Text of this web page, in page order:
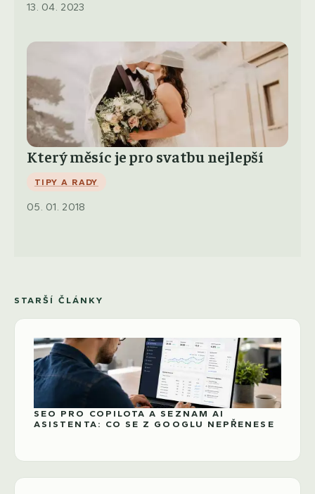
13. 04. 2023
Který měsíc je pro svatbu nejlepší
TIPY A RADY
05. 01. 2018
STARŠÍ ČLÁNKY
SEO PRO COPILOTA A SEZNAM AI
ASISTENTA: CO SE Z GOOGLU NEPŘENESE